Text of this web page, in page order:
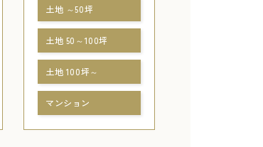
土地 ～50坪
土地 50～100坪
土地 100坪～
マンション